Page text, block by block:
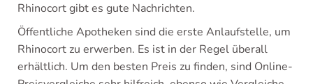
Rhinocort gibt es gute Nachrichten.
Öffentliche Apotheken sind die erste Anlaufstelle, um
Rhinocort zu erwerben. Es ist in der Regel überall
erhältlich. Um den besten Preis zu finden, sind Online-